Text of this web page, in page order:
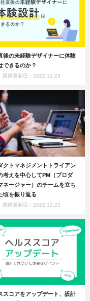
後の未経験デザイナーに体験
できるのか？
最終更新日：2022.12.23
クトマネジメントトライアン
考えを中心してPM（プロダ
ネージャー）のチームを立ち
頃を振り返る
最終更新日：2022.12.23
スコアをアップデート、設計